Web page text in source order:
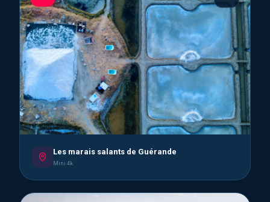
Les marais salants de Guérande
Mini 4k